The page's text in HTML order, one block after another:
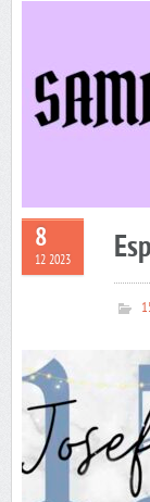
8
12 2023